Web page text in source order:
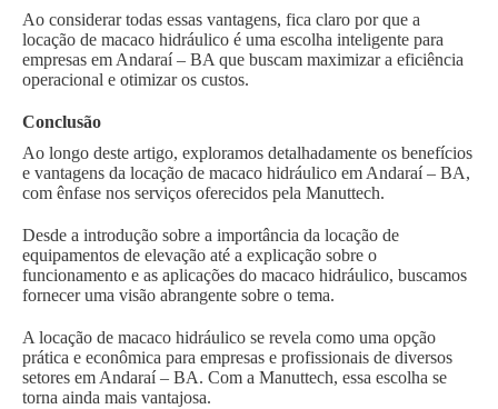
Ao considerar todas essas vantagens, fica claro por que a
locação de macaco hidráulico é uma escolha inteligente para
empresas em Andaraí – BA que buscam maximizar a eficiência
operacional e otimizar os custos.
Conclusão
Ao longo deste artigo, exploramos detalhadamente os benefícios
e vantagens da locação de macaco hidráulico em Andaraí – BA,
com ênfase nos serviços oferecidos pela Manuttech.
Desde a introdução sobre a importância da locação de
equipamentos de elevação até a explicação sobre o
funcionamento e as aplicações do macaco hidráulico, buscamos
fornecer uma visão abrangente sobre o tema.
A locação de macaco hidráulico se revela como uma opção
prática e econômica para empresas e profissionais de diversos
setores em Andaraí – BA. Com a Manuttech, essa escolha se
torna ainda mais vantajosa.